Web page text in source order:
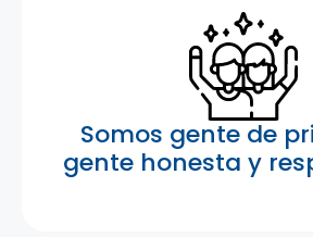
Somos gente de
gente honesta y